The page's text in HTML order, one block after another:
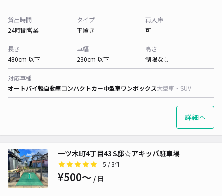
貸出時間
24時間営業
タイプ
平置き
再入庫
可
長さ
480cm 以下
車幅
230cm 以下
高さ
制限なし
対応車種
オートバイ軽自動車コンパクトカー中型車ワンボックス大型車・SUV
詳細へ
一ツ木町4丁目43 S邸☆アキッパ駐車場
5 / 3件
¥500〜 / 日